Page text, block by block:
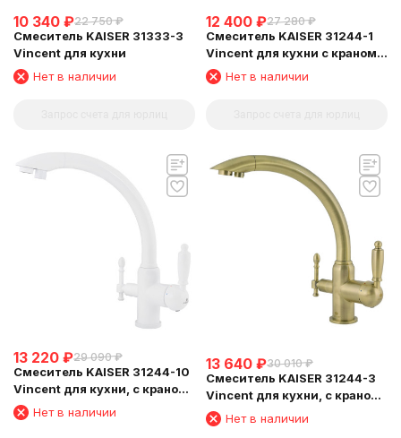
10 340 ₽22 750 ₽
Смеситель KAISER 31333-3
Vincent для кухни
Нет в наличии
12 400 ₽27 280 ₽
Смеситель KAISER 31244-1
Vincent для кухни с краном
для питьевой воды
Нет в наличии
13 220 ₽29 090 ₽
Смеситель KAISER 31244-10
Vincent для кухни, с краном
для питьевой воды, белый
глянц
Нет в наличии
13 640 ₽30 010 ₽
Смеситель KAISER 31244-3
Vincent для кухни, с краном
для питьевой воды,
бронзовый
Нет в наличии